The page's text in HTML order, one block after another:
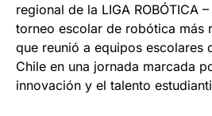
regional de la LIGA ROBÓTICA
torneo escolar de robótica más
que reunió a equipos escolares
Chile en una jornada marcada
innovación y el talento